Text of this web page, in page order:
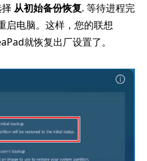
从初始备份恢复. 等待进程完
启电脑。这样，您的联想
就恢复出厂设置了。